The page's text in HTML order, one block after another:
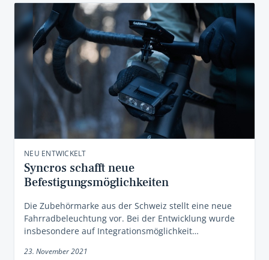
NEU ENTWICKELT
Syncros schafft neue
Befestigungsmöglichkeiten
Die Zubehörmarke aus der Schweiz stellt eine neue
Fahrradbeleuchtung vor. Bei der Entwicklung wurde
insbesondere auf Integrationsmöglichkeit…
23. November 2021